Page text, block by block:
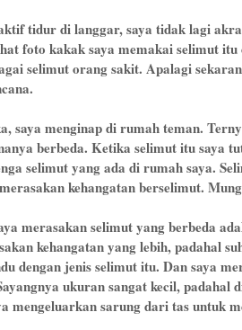
tidur di langgar, saya tidak lagi
foto kakak saya memakai selimut
selimut orang sakit. Apalagi
saya menginap di rumah teman.
berbeda. Ketika selimut itu saya
selimut yang ada di rumah saya.
kehangatan berselimut.
merasakan selimut yang berbeda
kehangatan yang lebih, padahal
dengan jenis selimut itu. Dan saya
ukuran sangat kecil,
mengeluarkan sarung dari tas untuk